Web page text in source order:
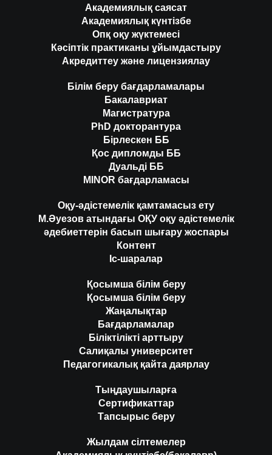
Академиялық саясат
Академиялық күнтізбе
Опқ оқу жүктемесі
Кәсіптік практиканы ұйымдастыру
Акредиттеу және лицензиялау
Білім беру бағдарламалары
Бакалавриат
Магистратура
PhD докторантура
Бірлескен ББ
Қос дипломды ББ
Дуальді ББ
MINOR бағдарламасы
Оқу-әдістемелік қамтамасыз ету
М.Әуезов атындағы ОҚУ оқу әдістемелік
әдебиеттерін басып шығару жоспары
Контент
Іс-шаралар
Қосымша білім беру
Қосымша білім беру
Жаңалықтар
Бағдарламалар
Біліктілікті арттыру
Салиқалы университет
Педагогикалық қайта даярлау
Тыңдаушыларға
Сертификаттар
Тапсырыс беру
Жылдам сілтемелер